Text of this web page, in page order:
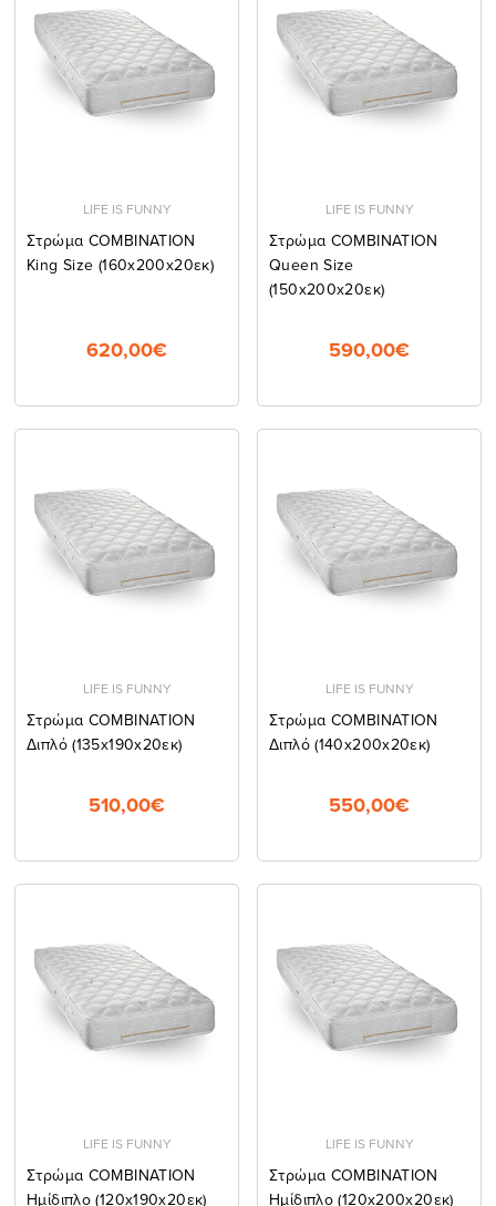
LIFE IS FUNNY
Στρώμα COMBINATION
King Size (160x200x20εκ)
620,00€
LIFE IS FUNNY
Στρώμα COMBINATION
Queen Size
(150x200x20εκ)
590,00€
LIFE IS FUNNY
Στρώμα COMBINATION
Διπλό (135x190x20εκ)
510,00€
LIFE IS FUNNY
Στρώμα COMBINATION
Διπλό (140x200x20εκ)
550,00€
LIFE IS FUNNY
Στρώμα COMBINATION
Ημίδιπλο (120x190x20εκ)
LIFE IS FUNNY
Στρώμα COMBINATION
Ημίδιπλο (120x200x20εκ)